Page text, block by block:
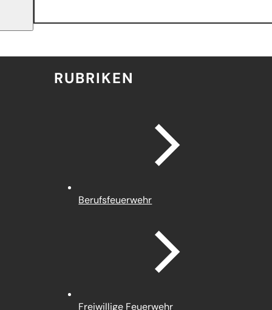
RUBRIKEN
Berufsfeuerwehr
Freiwillige Feuerwehr